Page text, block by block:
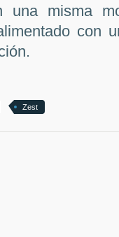
una misma
con
Zest